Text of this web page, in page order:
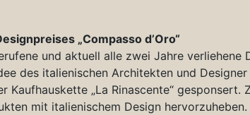
„Compasso d’Oro“
und aktuell alle zwei Jahre verliehene
des italienischen Architekten und
Kaufhauskette „La Rinascente“ gesponsert.
mit italienischem Design